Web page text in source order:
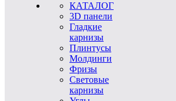
КАТАЛОГ
3D панели
Гладкие
карнизы
Плинтусы
Молдинги
Фризы
Световые
карнизы